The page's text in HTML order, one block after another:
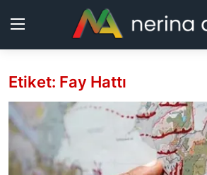
Kurdistan
Bölgeler
Yaşam
Etiket: Fay Hattı